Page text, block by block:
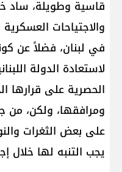
قاسية وطويلة، ساد
والاجتياحات
في لبنان، فضلاً عن
لاستعادة الدولة
الحصرية على قرارها
ومرافقها، ولكن، من
على بعض الثغرات
يجب التنبه لها خلال